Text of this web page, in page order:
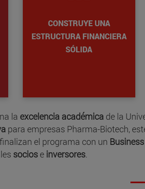
CONSTRUYE UNA
ESTRUCTURA FINANCIERA
SÓLIDA
la excelencia académica de la
para empresas Pharma-Biotech,
el programa con un
socios e inversores.